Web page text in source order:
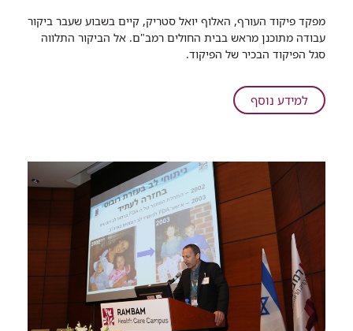
שיתוף
אלוף
פיקוד
הגיע
לביקור
מפקד פיקוד העורף, האלוף יואל סטריק, קיים בשבוע שעבר ביקור
עבודה מתוכנן מראש בבית החולים רמב"ם. אל הביקור התלווה
סגל הפיקוד הבכיר של הפיקוד. ​
למידע נוסףעל
אלוף
ברמב"ם